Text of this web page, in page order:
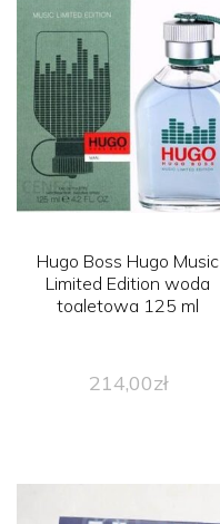
Hugo Boss Hugo Music
Limited Edition woda
toaletowa 125 ml
214,00zł